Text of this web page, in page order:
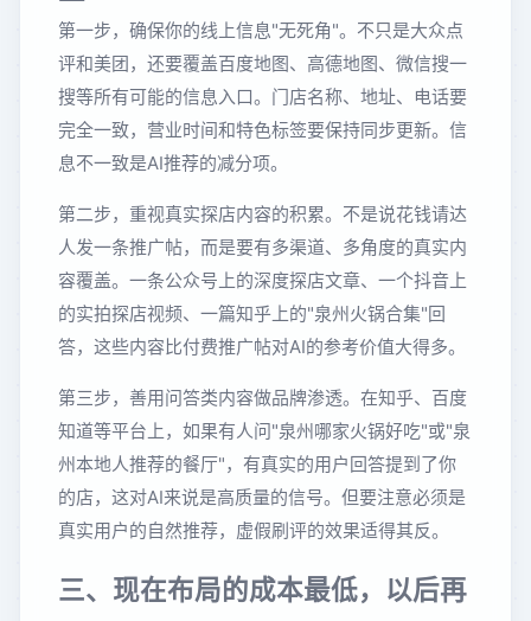
第一步，确保你的线上信息"无死角"。不只是大众点
评和美团，还要覆盖百度地图、高德地图、微信搜一
搜等所有可能的信息入口。门店名称、地址、电话要
完全一致，营业时间和特色标签要保持同步更新。信
息不一致是AI推荐的减分项。
第二步，重视真实探店内容的积累。不是说花钱请达
人发一条推广帖，而是要有多渠道、多角度的真实内
容覆盖。一条公众号上的深度探店文章、一个抖音上
的实拍探店视频、一篇知乎上的"泉州火锅合集"回
答，这些内容比付费推广帖对AI的参考价值大得多。
第三步，善用问答类内容做品牌渗透。在知乎、百度
知道等平台上，如果有人问"泉州哪家火锅好吃"或"泉
州本地人推荐的餐厅"，有真实的用户回答提到了你
的店，这对AI来说是高质量的信号。但要注意必须是
真实用户的自然推荐，虚假刷评的效果适得其反。
三、现在布局的成本最低，以后再